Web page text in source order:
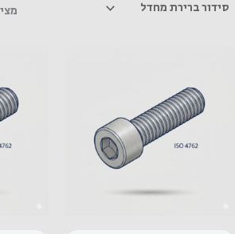
מציג 1–12 מתוך